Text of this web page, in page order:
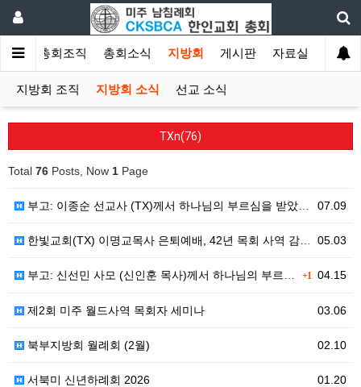
개 총회조직 총회소식 지방회 게시판 자료실
지방회 조직 지방회 소식 선교 소식
TXn(76)
Total 76 Posts, Now 1 Page
07.09
부고: 이종순 선교사 (TX)께서 하나님의 부르심을 받았습니다.
05.03
한빛교회(TX) 이명교목사 은퇴예배, 42년 목회 사역 감사로 마무리
+1 04.15
부고: 신선민 사모 (신인훈 목사)께서 하나님의 부르심을 받았습니다.
03.06
제2회 미주 월드사역 목회자 세미나
02.10
북부지방회 월례회 (2월)
01.20
서북미 신년하례회 2026